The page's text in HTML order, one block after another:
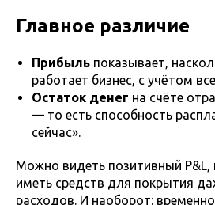
Главное различие
Прибыль показывает,
работает бизнес, с учётом
Остаток денег на счёте
— то есть способность
сейчас».
Можно видеть позитивный P&L,
иметь средств для покрытия
расходов. И наоборот: